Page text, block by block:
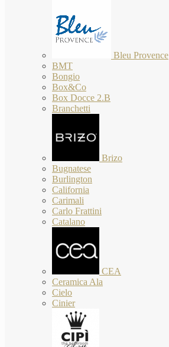
Bleu Provence
BMT
Bongio
Box&Co
Box Docce 2.B
Branchetti
Brizo
Bugnatese
Burlington
California
Carimali
Carlo Frattini
Catalano
CEA
Ceramica Ala
Cielo
Cinier